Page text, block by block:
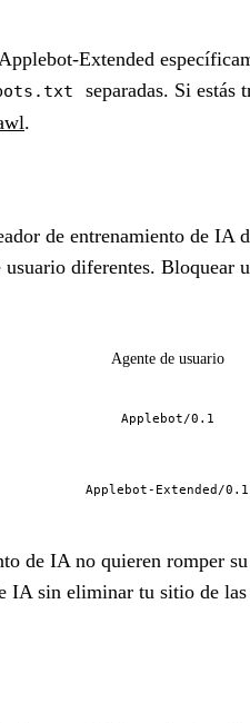
Extended
separadas. Si estás
.
de entrenamiento de IA
diferentes. Bloquear
Agente de usuario
Applebot/0.1
Applebot-Extended/0.1
de IA no quieren romper
IA sin eliminar tu sitio de las